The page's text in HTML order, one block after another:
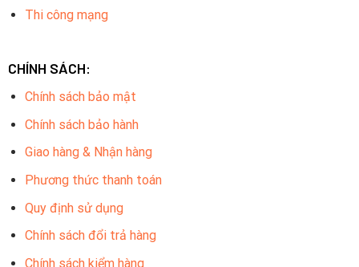
Thi công mạng
CHÍNH SÁCH:
Chính sách bảo mật
Chính sách bảo hành
Giao hàng & Nhận hàng
Phương thức thanh toán
Quy định sử dụng
Chính sách đổi trả hàng
Chính sách kiểm hàng